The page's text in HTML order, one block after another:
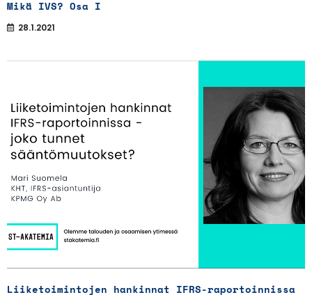
Mikä IVS? Osa I
28.1.2021
Liiketoimintojen hankinnat IFRS-raportoinnissa